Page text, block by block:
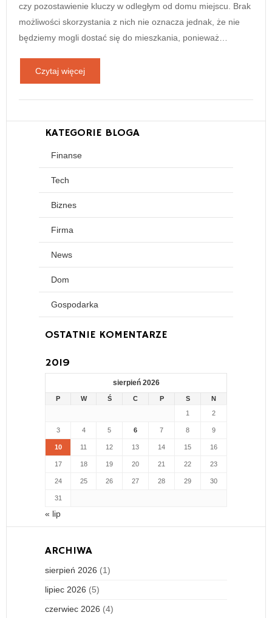
czy pozostawienie kluczy w odległym od domu miejscu. Brak
możliwości skorzystania z nich nie oznacza jednak, że nie
będziemy mogli dostać się do mieszkania, ponieważ…
Czytaj więcej
KATEGORIE BLOGA
Finanse
Tech
Biznes
Firma
News
Dom
Gospodarka
OSTATNIE KOMENTARZE
2019
sierpień 2026
P W Ś C P S
N
1
2
3 4 5 6 7 8 9
10 11 12 13 14 15 16
17 18 19 20 21 22 23
24 25 26 27 28 29 30
31
« lip
ARCHIWA
sierpień 2026 (1)
lipiec 2026 (5)
czerwiec 2026 (4)